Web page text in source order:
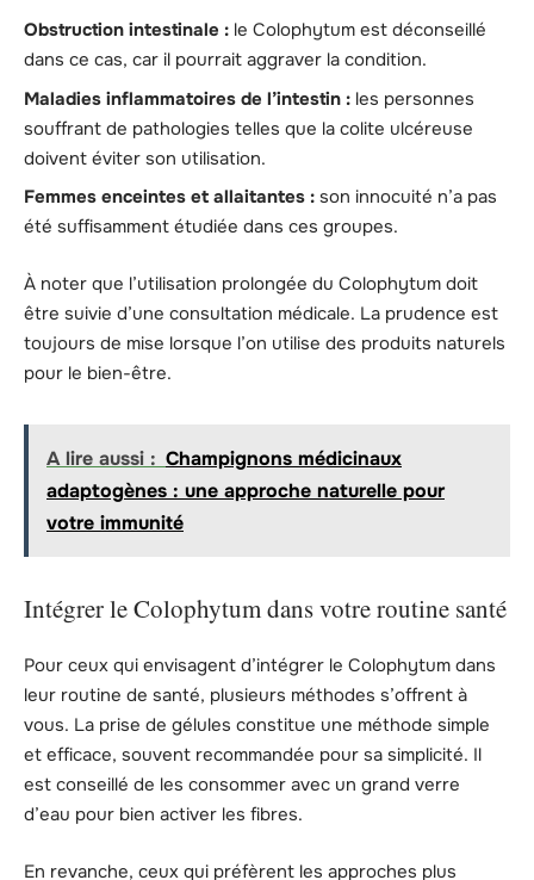
Obstruction intestinale : le Colophytum est déconseillé
dans ce cas, car il pourrait aggraver la condition.
Maladies inflammatoires de l’intestin : les personnes
souffrant de pathologies telles que la colite ulcéreuse
doivent éviter son utilisation.
Femmes enceintes et allaitantes : son innocuité n’a pas
été suffisamment étudiée dans ces groupes.
À noter que l’utilisation prolongée du Colophytum doit
être suivie d’une consultation médicale. La prudence est
toujours de mise lorsque l’on utilise des produits naturels
pour le bien-être.
A lire aussi : Champignons médicinaux
adaptogènes : une approche naturelle pour
votre immunité
Intégrer le Colophytum dans votre routine santé
Pour ceux qui envisagent d’intégrer le Colophytum dans
leur routine de santé, plusieurs méthodes s’offrent à
vous. La prise de gélules constitue une méthode simple
et efficace, souvent recommandée pour sa simplicité. Il
est conseillé de les consommer avec un grand verre
d’eau pour bien activer les fibres.
En revanche, ceux qui préfèrent les approches plus